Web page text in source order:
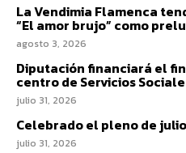
La Vendimia Flamenca
“El amor brujo” como
agosto 3, 2026
Diputación financiará el
centro de Servicios
julio 31, 2026
Celebrado el pleno de
julio 31, 2026